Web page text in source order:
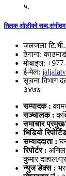
५.
तिलक ओलीको सब्द,संगीतमा
जलजला टि.भी.
ठेगाना:
मोबाइल:
ई-मेल:
सूचना विभाग
३४७७
सम्पादक :
सञ्‍चालक :
समाचार
भिडियो
सम्वाददाता :
रिपोर्टर : अनिल
कुमार दाहाल/
न्युज डेक्स :